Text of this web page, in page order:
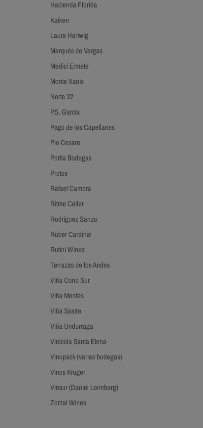
Hacienda Florida
Kaiken
Laura Hartwig
Marqués de Vargas
Medici Ermete
Monte Xanic
Norte 32
P.S. García
Pago de los Capellanes
Pio Cesare
Portia Bodegas
Protos
Rafael Cambra
Ritme Celler
Rodríguez Sanzo
Ruber Cardinal
Rutini Wines
Terrazas de los Andes
Viña Cono Sur
Viña Montes
Viña Sastre
Viña Undurraga
Vinícola Santa Elena
Vinopack (varias bodegas)
Vinos Kruger
Vinsur (Daniel Lonnberg)
Zorzal Wines